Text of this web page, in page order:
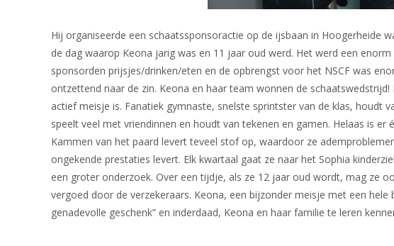
Hij organiseerde een schaatssponsoractie op de ijsbaan in Hoogerheide
de dag waarop Keona jarig was en 11 jaar oud werd. Het werd een
sponsorden prijsjes/drinken/eten en de opbrengst voor het NSCF was
ontzettend naar de zin. Keona en haar team wonnen de
actief meisje is. Fanatiek gymnaste, snelste sprintster van de klas, houdt
speelt veel met vriendinnen en houdt van tekenen en gamen. Helaas is
Kammen van het paard levert teveel stof op, waardoor ze
ongekende prestaties levert. Elk kwartaal gaat ze naar het Sophia
een groter onderzoek. Over een tijdje, als ze 12 jaar oud wordt, mag ze
vergoed door de verzekeraars. Keona, een bijzonder meisje met een hele
genadevolle geschenk” en inderdaad, Keona en haar familie te leren